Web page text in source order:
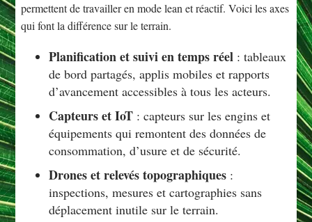
permettent de travailler en mode lean et réactif. Voici les axes
qui font la différence sur le terrain.
Planification et suivi en temps réel : tableaux
de bord partagés, applis mobiles et rapports
d’avancement accessibles à tous les acteurs.
Capteurs et IoT : capteurs sur les engins et
équipements qui remontent des données de
consommation, d’usure et de sécurité.
Drones et relevés topographiques :
inspections, mesures et cartographies sans
déplacement inutile sur le terrain.